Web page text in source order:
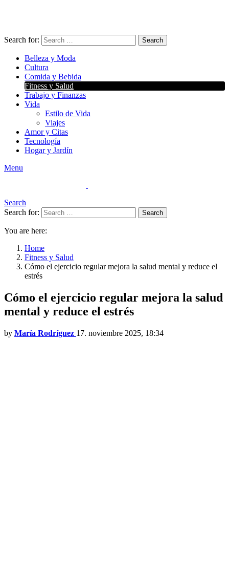
Search for: Search
Belleza y Moda
Cultura
Comida y Bebida
Fitness y Salud
Trabajo y Finanzas
Vida
Estilo de Vida
Viajes
Amor y Citas
Tecnología
Hogar y Jardín
Menu
Search
Search for:
Search
You are here:
Home
Fitness y Salud
Cómo el ejercicio regular mejora la salud mental y reduce el
estrés
Cómo el ejercicio regular mejora la salud
mental y reduce el estrés
by María Rodríguez 17. noviembre 2025, 18:34